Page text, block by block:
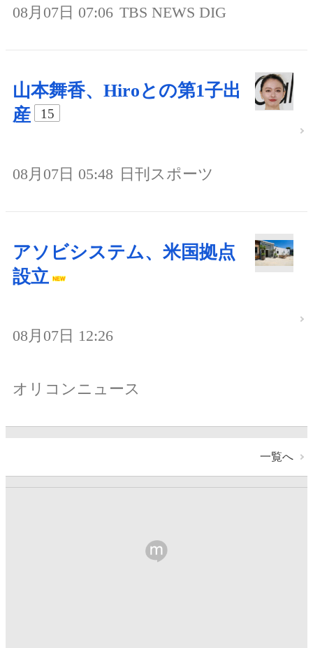
08月07日 07:06 TBS NEWS DIG
山本舞香、Hiroとの第1子出
産
15
08月07日 05:48 日刊スポーツ
アソビシステム、米国拠点
設立
08月07日 12:26
オリコンニュース
一覧へ